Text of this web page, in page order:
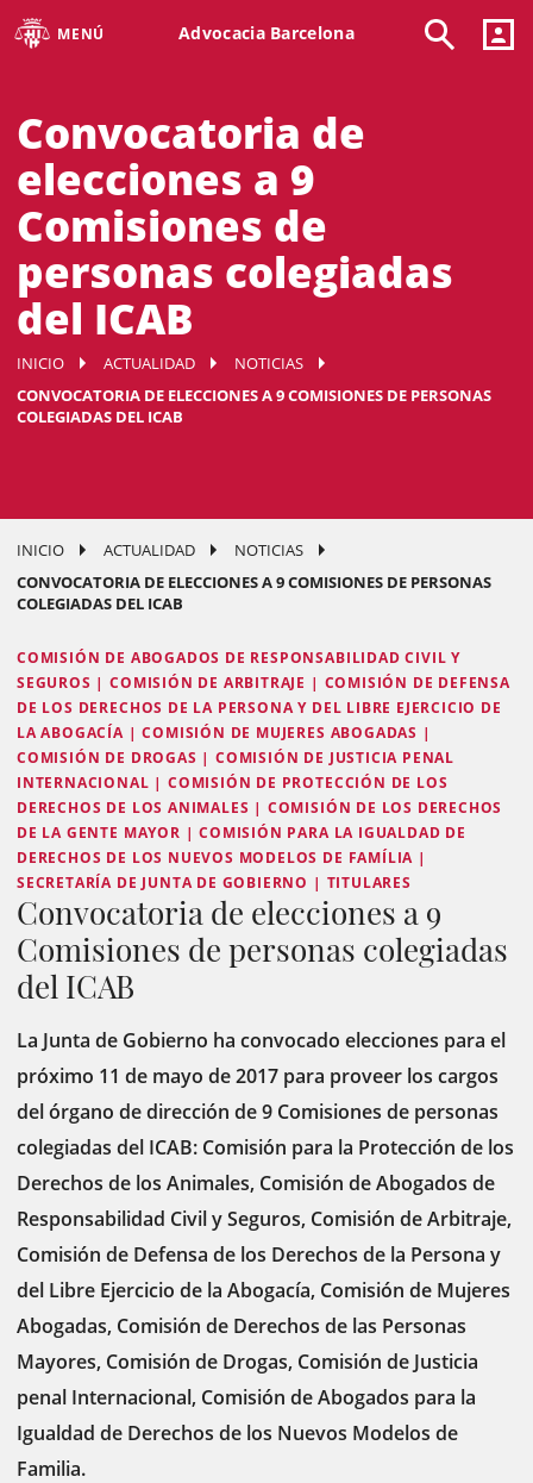
MENÚ Advocacia Barcelona
Convocatoria de
elecciones a 9
Comisiones de
personas colegiadas
del ICAB
INICIO ACTUALIDAD
NOTICIAS
CONVOCATORIA DE ELECCIONES A 9 COMISIONES DE PERSONAS
COLEGIADAS DEL ICAB
INICIO ACTUALIDAD
NOTICIAS
CONVOCATORIA DE ELECCIONES A 9 COMISIONES DE PERSONAS
COLEGIADAS DEL ICAB
COMISIÓN DE ABOGADOS DE RESPONSABILIDAD CIVIL Y
SEGUROS | COMISIÓN DE ARBITRAJE | COMISIÓN DE DEFENSA
DE LOS DERECHOS DE LA PERSONA Y DEL LIBRE EJERCICIO DE
LA ABOGACÍA | COMISIÓN DE MUJERES ABOGADAS |
COMISIÓN DE DROGAS | COMISIÓN DE JUSTICIA PENAL
INTERNACIONAL | COMISIÓN DE PROTECCIÓN DE LOS
DERECHOS DE LOS ANIMALES | COMISIÓN DE LOS DERECHOS
DE LA GENTE MAYOR | COMISIÓN PARA LA IGUALDAD DE
DERECHOS DE LOS NUEVOS MODELOS DE FAMÍLIA |
SECRETARÍA DE JUNTA DE GOBIERNO | TITULARES
Convocatoria de elecciones a 9
Comisiones de personas colegiadas
del ICAB
La Junta de Gobierno ha convocado elecciones para el
próximo 11 de mayo de 2017 para proveer los cargos
del órgano de dirección de 9 Comisiones de personas
colegiadas del ICAB: Comisión para la Protección de los
Derechos de los Animales, Comisión de Abogados de
Responsabilidad Civil y Seguros, Comisión de Arbitraje,
Comisión de Defensa de los Derechos de la Persona y
del Libre Ejercicio de la Abogacía, Comisión de Mujeres
Abogadas, Comisión de Derechos de las Personas
Mayores, Comisión de Drogas, Comisión de Justicia
penal Internacional, Comisión de Abogados para la
Igualdad de Derechos de los Nuevos Modelos de
Familia.